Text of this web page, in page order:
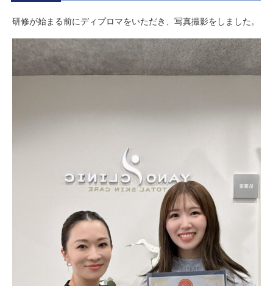
研修が始まる前にディプロマをいただき、写真撮影をしました。